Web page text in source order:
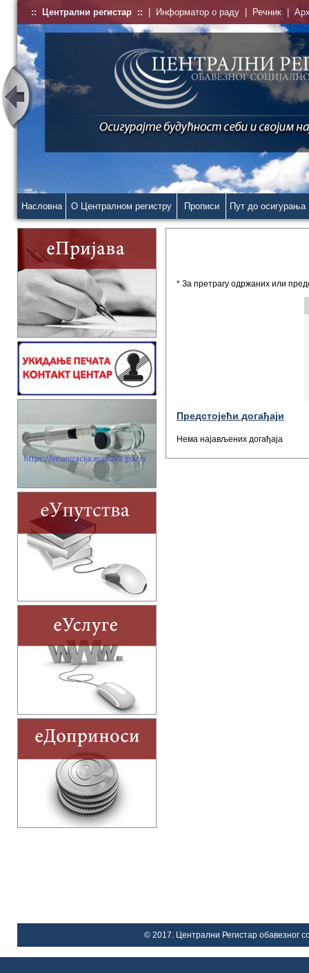
:: Централни регистар :: Информатор о раду Речник
Насловна О Централном регистру Прописи Пут до осигурања
* За претрагу одржаних или
Предстојећи догађаји
Нема најављених догађаја
© 2017. Централни Регистар обавезног